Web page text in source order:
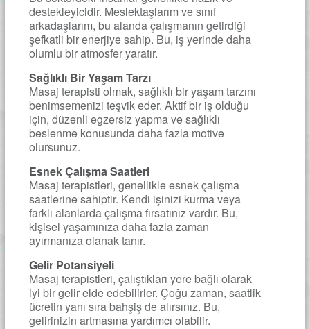
destekleyicidir. Meslektaşlarım ve sınıf
arkadaşlarım, bu alanda çalışmanın getirdiği
şefkatli bir enerjiye sahip. Bu, iş yerinde daha
olumlu bir atmosfer yaratır.
Sağlıklı Bir Yaşam Tarzı
Masaj terapisti olmak, sağlıklı bir yaşam tarzını
benimsemenizi teşvik eder. Aktif bir iş olduğu
için, düzenli egzersiz yapma ve sağlıklı
beslenme konusunda daha fazla motive
olursunuz.
Esnek Çalışma Saatleri
Masaj terapistleri, genellikle esnek çalışma
saatlerine sahiptir. Kendi işinizi kurma veya
farklı alanlarda çalışma fırsatınız vardır. Bu,
kişisel yaşamınıza daha fazla zaman
ayırmanıza olanak tanır.
Gelir Potansiyeli
Masaj terapistleri, çalıştıkları yere bağlı olarak
iyi bir gelir elde edebilirler. Çoğu zaman, saatlik
ücretin yanı sıra bahşiş de alırsınız. Bu,
gelirinizin artmasına yardımcı olabilir.